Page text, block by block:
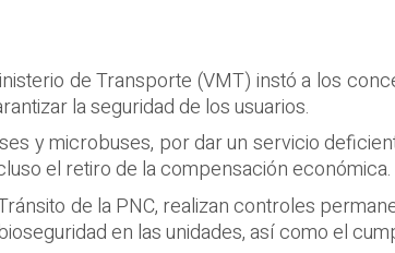
de Transporte (VMT) instó a los
la seguridad de los usuarios.
y microbuses, por dar un servicio
el retiro de la compensación económica.
de la PNC, realizan controles
en las unidades, así como el